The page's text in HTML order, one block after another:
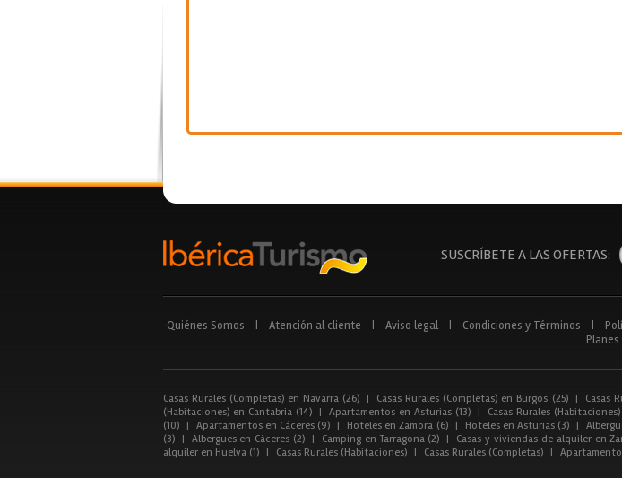
SUSCRÍBETE A LAS OFERTAS:
Quiénes Somos Atención al cliente Aviso legal Condiciones y Términos
Planes
Casas Rurales (Completas) en Navarra (26) | Casas Rurales (Completas) en Burgos (25) | Casas
(Habitaciones) en Cantabria (14)
| Apartamentos en Asturias (13) | Casas Rurales
(10)
| Apartamentos en Cáceres (9) | Hoteles en Zamora (6) | Hoteles en Asturias (3) |
(3)
| Albergues en Cáceres (2) | Camping en Tarragona (2) | Casas y viviendas de alquiler en
alquiler en Huelva (1)
| Casas Rurales (Habitaciones) | Casas Rurales (Completas) |